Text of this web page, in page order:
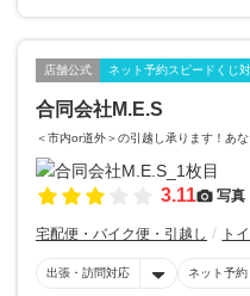
店舗公式 ネット予約スピードくじ
合同会社M.E.S
＜市内or道外＞の引越し承ります！あ
3.11 写真
宅配便・バイク便・引越し ト
出張・訪問対応 ネット予約